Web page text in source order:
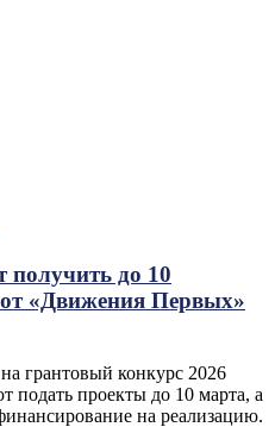
получить до 10
«Движения Первых»
грантовый конкурс 2026
подать проекты до 10 марта, а
на реализацию.